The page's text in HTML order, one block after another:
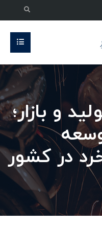
و بازار؛
در کشور